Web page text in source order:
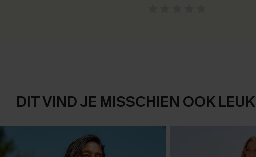
DIT VIND JE MISSCHIEN OOK LEUK